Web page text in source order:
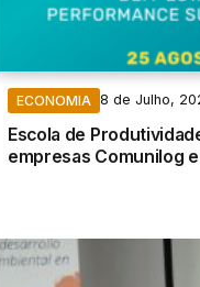
ECONOMIA 8 de Julho,
Escola de
empresas Comunilog